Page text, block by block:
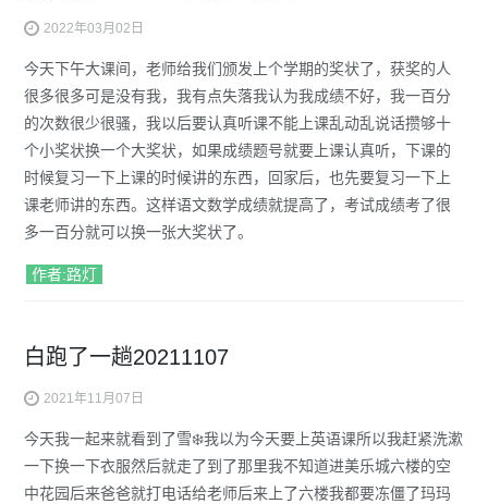
2022年03月02日
今天下午大课间，老师给我们颁发上个学期的奖状了，获奖的人
很多很多可是没有我，我有点失落我认为我成绩不好，我一百分
的次数很少很骚，我以后要认真听课不能上课乱动乱说话攒够十
个小奖状换一个大奖状，如果成绩题号就要上课认真听，下课的
时候复习一下上课的时候讲的东西，回家后，也先要复习一下上
课老师讲的东西。这样语文数学成绩就提高了，考试成绩考了很
多一百分就可以换一张大奖状了。
作者:路灯
白跑了一趟20211107
2021年11月07日
今天我一起来就看到了雪❄️我以为今天要上英语课所以我赶紧洗漱
一下换一下衣服然后就走了到了那里我不知道进美乐城六楼的空
中花园后来爸爸就打电话给老师后来上了六楼我都要冻僵了玛玛